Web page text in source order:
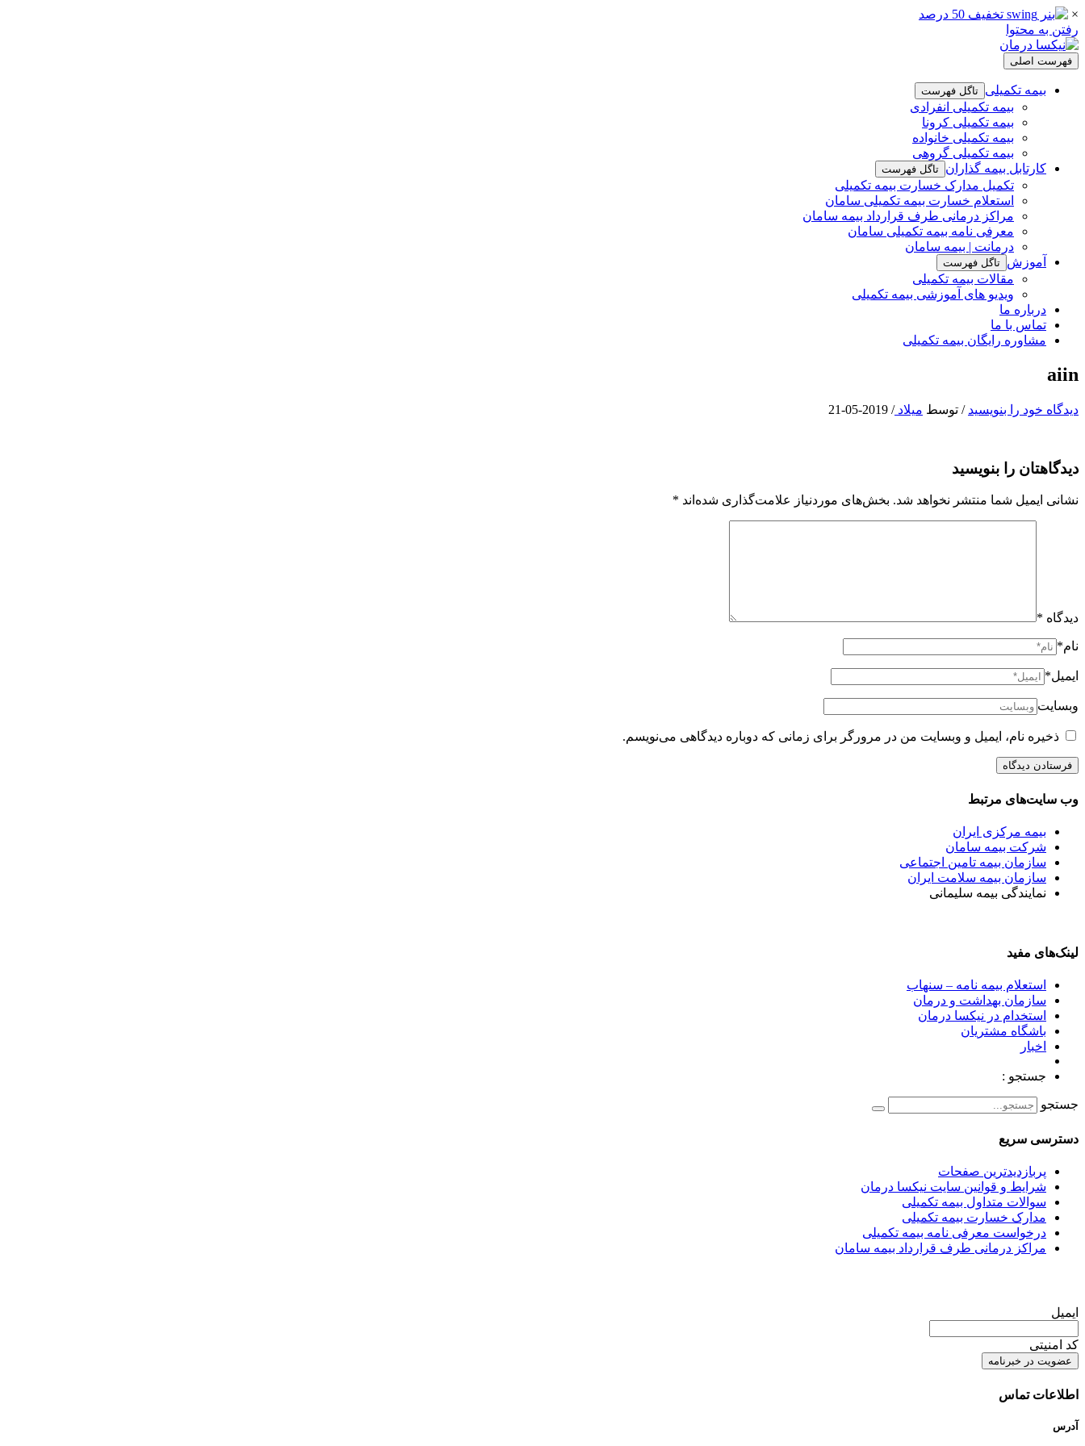
×
رفتن به محتوا
فهرست اصلی
بیمه تکمیلی تاگل فهرست
بیمه تکمیلی انفرادی
بیمه تکمیلی کرونا
بیمه تکمیلی خانواده
بیمه تکمیلی گروهی
کارتابل بیمه گذاران تاگل فهرست
تکمیل مدارک خسارت بیمه تکمیلی
استعلام خسارت بیمه تکمیلی سامان
مراکز درمانی طرف قرارداد بیمه سامان
معرفی نامه بیمه تکمیلی سامان
درمانت | بیمه سامان
آموزش تاگل فهرست
مقالات بیمه تکمیلی
ویدیو های آموزشی بیمه تکمیلی
درباره ما
تماس با ما
مشاوره رایگان بیمه تکمیلی
aiin
دیدگاه‌ خود را بنویسید / توسط میلاد/
2019-05-21
دیدگاهتان را بنویسید
نشانی ایمیل شما منتشر نخواهد شد. بخش‌های موردنیاز علامت‌گذاری شده‌اند *
دیدگاه *
نام*
ایمیل*
وبسایت
ذخیره نام، ایمیل و وبسایت من در مرورگر برای زمانی که دوباره دیدگاهی می‌نویسم.
وب سایت‌های مرتبط
بیمه مرکزی ایران
شرکت بیمه سامان
سازمان بیمه تامین اجتماعی
سازمان بیمه سلامت ایران
نمایندگی بیمه سلیمانی
لینک‌های مفید
استعلام بیمه نامه – سنهاب
سازمان بهداشت و درمان
استخدام در نیکسا درمان
باشگاه مشتریان
اخبار
جستجو :
جستجو
دسترسی سریع
پربازدیدترین صفحات
شرایط و قوانین سایت نیکسا درمان
سوالات متداول بیمه تکمیلی
مدارک خسارت بیمه تکمیلی
درخواست معرفی نامه بیمه تکمیلی
مراکز درمانی طرف قرارداد بیمه سامان
ایمیل
کد امنیتی
اطلاعات تماس
آدرس